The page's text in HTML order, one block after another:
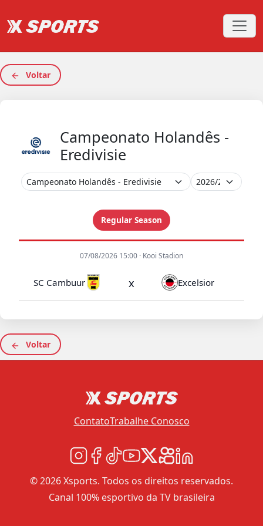
Voltar
Campeonato Holandês -
Eredivisie
Regular Season
07/08/2026 15:00 · Kooi Stadion
SC Cambuur x Excelsior
Voltar
ContatoTrabalhe Conosco
© 2026 Xsports. Todos os direitos reservados.
Canal 100% esportivo da TV brasileira